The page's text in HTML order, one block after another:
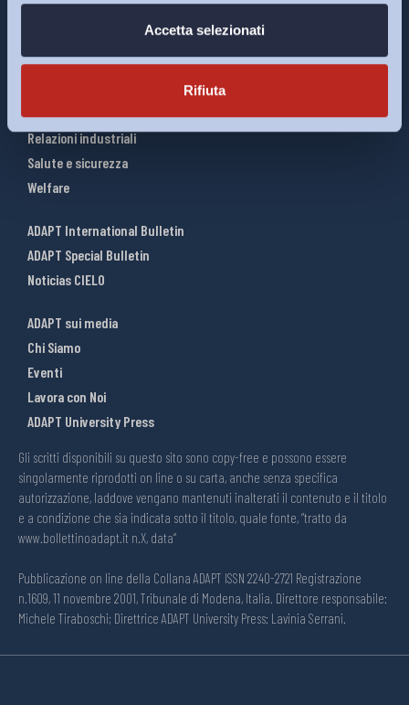
Accetta selezionati
Rifiuta
Infografiche
Mercato del lavoro
Relazioni industriali
Salute e sicurezza
Welfare
ADAPT International Bulletin
ADAPT Special Bulletin
Noticias CIELO
ADAPT sui media
Chi Siamo
Eventi
Lavora con Noi
ADAPT University Press
Gli scritti disponibili su questo sito sono copy-free e possono essere
singolarmente riprodotti on line o su carta, anche senza specifica
autorizzazione, laddove vengano mantenuti inalterati il contenuto e il titolo
e a condizione che sia indicata sotto il titolo, quale fonte, “tratto da
www.bollettinoadapt.it n.X, data“
Pubblicazione on line della Collana ADAPT ISSN 2240-2721 Registrazione
n.1609, 11 novembre 2001, Tribunale di Modena, Italia. Direttore responsabile:
Michele Tiraboschi; Direttrice ADAPT University Press: Lavinia Serrani.